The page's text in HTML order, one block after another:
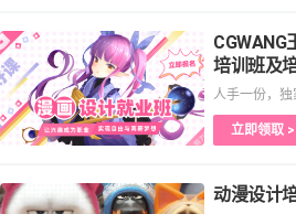
CGWANG
培训班及
人手一份，
立即领取 >
动漫设计